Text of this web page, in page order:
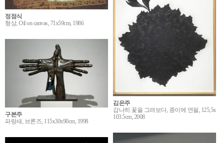
정점식
형상, Oil on canvas, 71x59cm, 1986
김은주
감나히 꽃을 그려보다, 종이에 연필, 125,5x
103.5cm, 2008
구본주
파랑새, 브론즈, 115x30x90cm, 1998